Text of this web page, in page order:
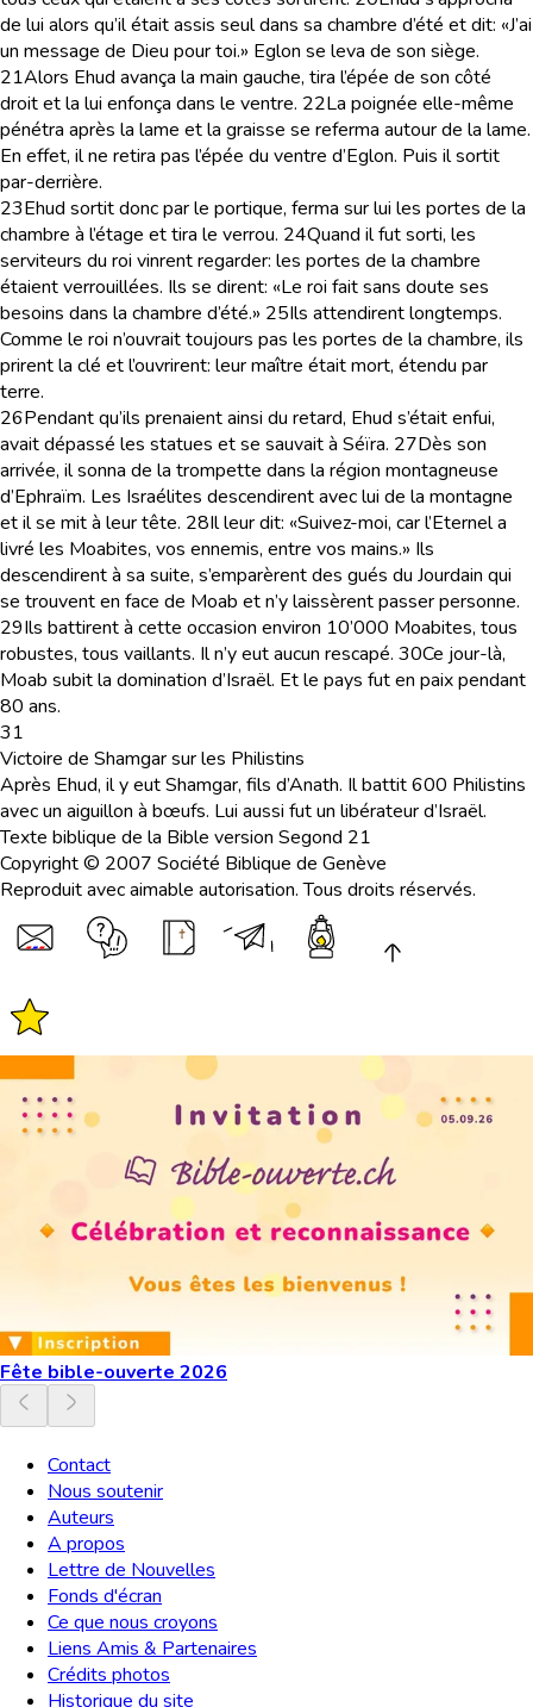
de lui alors qu’il était assis seul dans sa chambre d’été et dit: «J’ai
un message de Dieu pour toi.» Eglon se leva de son siège.
21Alors Ehud avança la main gauche, tira l’épée de son côté
droit et la lui enfonça dans le ventre. 22La poignée elle-même
pénétra après la lame et la graisse se referma autour de la lame.
En effet, il ne retira pas l’épée du ventre d’Eglon. Puis il sortit
par-derrière.
23Ehud sortit donc par le portique, ferma sur lui les portes de la
chambre à l’étage et tira le verrou. 24Quand il fut sorti, les
serviteurs du roi vinrent regarder: les portes de la chambre
étaient verrouillées. Ils se dirent: «Le roi fait sans doute ses
besoins dans la chambre d’été.» 25Ils attendirent longtemps.
Comme le roi n’ouvrait toujours pas les portes de la chambre, ils
prirent la clé et l’ouvrirent: leur maître était mort, étendu par
terre.
26Pendant qu’ils prenaient ainsi du retard, Ehud s’était enfui,
avait dépassé les statues et se sauvait à Séïra. 27Dès son
arrivée, il sonna de la trompette dans la région montagneuse
d’Ephraïm. Les Israélites descendirent avec lui de la montagne
et il se mit à leur tête. 28Il leur dit: «Suivez-moi, car l’Eternel a
livré les Moabites, vos ennemis, entre vos mains.» Ils
descendirent à sa suite, s’emparèrent des gués du Jourdain qui
se trouvent en face de Moab et n’y laissèrent passer personne.
29Ils battirent à cette occasion environ 10’000 Moabites, tous
robustes, tous vaillants. Il n’y eut aucun rescapé. 30Ce jour-là,
Moab subit la domination d’Israël. Et le pays fut en paix pendant
80 ans.
31
Victoire de Shamgar sur les Philistins
Après Ehud, il y eut Shamgar, fils d’Anath. Il battit 600 Philistins
avec un aiguillon à bœufs. Lui aussi fut un libérateur d’Israël.
Texte biblique de la Bible version Segond 21
Copyright © 2007 Société Biblique de Genève
Reproduit avec aimable autorisation. Tous droits réservés.
Fête bible-ouverte 2026
Contact
Nous soutenir
Auteurs
A propos
Lettre de Nouvelles
Fonds d'écran
Ce que nous croyons
Liens Amis & Partenaires
Crédits photos
Historique du site